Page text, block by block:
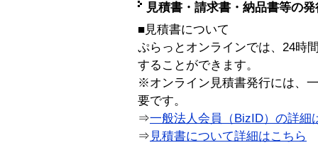
見積書・請求書・納品書等の
■見積書について
ぷらっとオンラインでは、24時
することができます。
※オンライン見積書発行には、
要です。
⇒一般法人会員（BizID）の詳細
⇒ 見積書について詳細はこちら